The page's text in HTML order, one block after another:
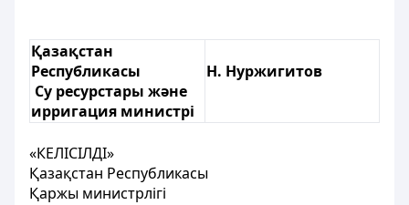
Қазақстан
Республикасы
Су ресурстары және
ирригация министрі
Н. Нуржигитов
«КЕЛІСІЛДІ»
Қазақстан Республикасы
Қаржы министрлігі